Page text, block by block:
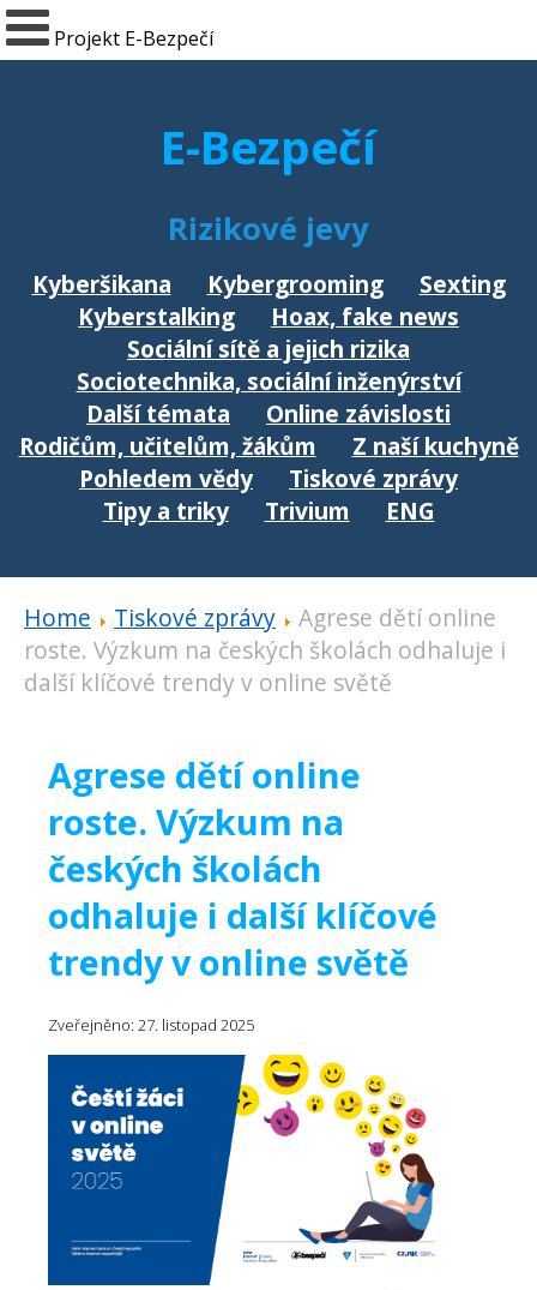
Projekt E-Bezpečí
E-Bezpečí
Rizikové jevy
Kyberšikana Kybergrooming
Sexting
Kyberstalking
Hoax, fake news
Sociální sítě a jejich rizika
Sociotechnika, sociální inženýrství
Další témata
Online závislosti
Rodičům, učitelům, žákům
Z naší kuchyně
Pohledem vědy
Tiskové zprávy
Tipy a triky
Trivium ENG
Home Tiskové zprávy
Agrese dětí online
roste. Výzkum na českých školách odhaluje i
další klíčové trendy v online světě
Agrese dětí online
roste. Výzkum na
českých školách
odhaluje i další klíčové
trendy v online světě
Zveřejněno: 27. listopad 2025